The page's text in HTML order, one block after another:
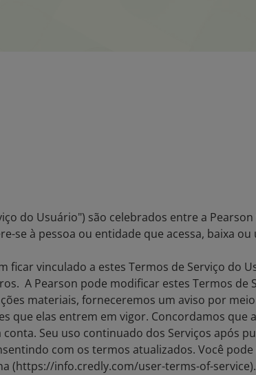
do Usuário") são celebrados entre a
se à pessoa ou entidade que acessa, baixa
vinculado a estes Termos de Serviço do
A Pearson pode modificar estes Termos de
materiais, forneceremos um aviso por
que elas entrem em vigor. Concordamos que
Seu uso continuado dos Serviços após
com os termos atualizados. Você
(https://info.credly.com/user-terms-of-service).